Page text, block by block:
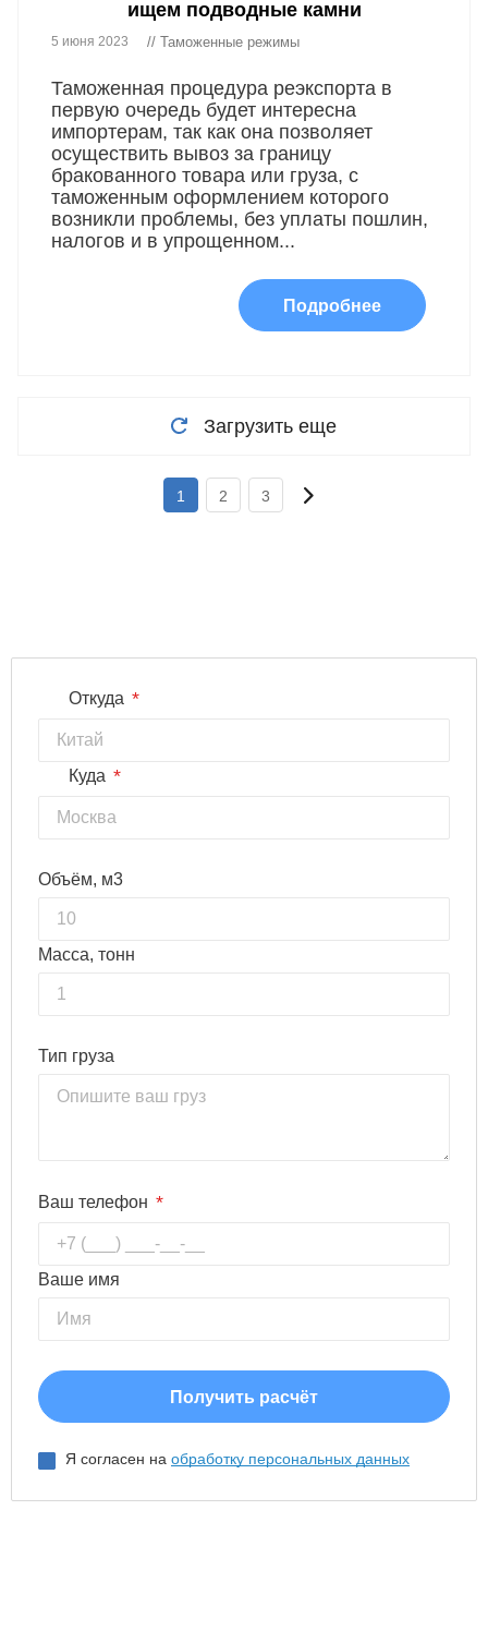
ищем подводные камни
5 июня 2023 // Таможенные режимы
Таможенная процедура реэкспорта в
первую очередь будет интересна
импортерам, так как она позволяет
осуществить вывоз за границу
бракованного товара или груза, с
таможенным оформлением которого
возникли проблемы, без уплаты пошлин,
налогов и в упрощенном...
Подробнее
Загрузить еще
1 2 3
Откуда *
Куда *
Объём, м3
Масса, тонн
Тип груза
Ваш телефон *
Ваше имя
Я согласен на обработку персональных данных